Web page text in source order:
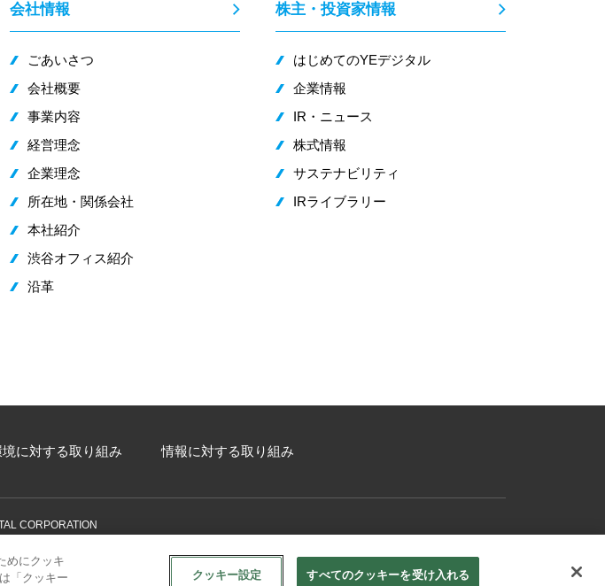
会社情報
ごあいさつ
会社概要
事業内容
経営理念
企業理念
所在地・関係会社
本社紹介
渋谷オフィス紹介
沿革
株主・投資家情報
はじめてのYEデジタル
企業情報
IR・ニュース
株式情報
サステナビリティ
IRライブラリー
に対する取り組み 情報に対する取り組み
CORPORATION
めにクッキ
「クッキー
クッキー設定 すべてのクッキーを受け入れる